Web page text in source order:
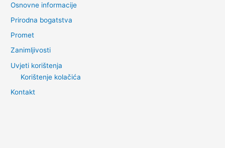
Osnovne informacije
Prirodna bogatstva
Promet
Zanimljivosti
Uvjeti korištenja
Korištenje kolačića
Kontakt